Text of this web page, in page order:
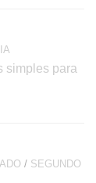
simples para
/ SEGUNDO